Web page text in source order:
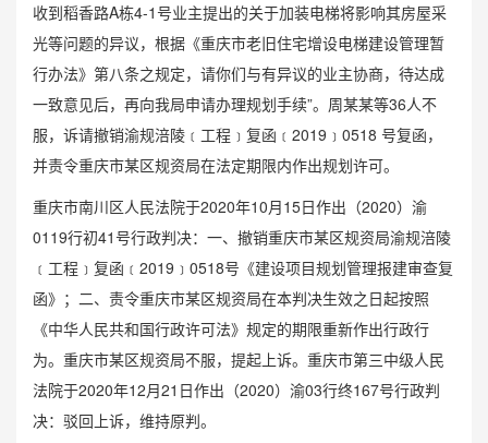
收到稻香路A栋4-1号业主提出的关于加装电梯将影响其房屋采
光等问题的异议，根据《重庆市老旧住宅增设电梯建设管理暂
行办法》第八条之规定，请你们与有异议的业主协商，待达成
一致意见后，再向我局申请办理规划手续”。周某某等36人不
服，诉请撤销渝规涪陵﹝工程﹞复函﹝2019﹞0518 号复函，
并责令重庆市某区规资局在法定期限内作出规划许可。
重庆市南川区人民法院于2020年10月15日作出（2020）渝
0119行初41号行政判决：一、撤销重庆市某区规资局渝规涪陵
﹝工程﹞复函﹝2019﹞0518号《建设项目规划管理报建审查复
函》；二、责令重庆市某区规资局在本判决生效之日起按照
《中华人民共和国行政许可法》规定的期限重新作出行政行
为。重庆市某区规资局不服，提起上诉。重庆市第三中级人民
法院于2020年12月21日作出（2020）渝03行终167号行政判
决：驳回上诉，维持原判。